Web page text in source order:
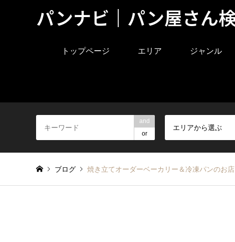
パンナビ｜パン屋さん
トップページ エリア ジャンル
and
or
エリアから選ぶ
ブログ 焼き立てオーダーベーカリー＆冷凍パンのお